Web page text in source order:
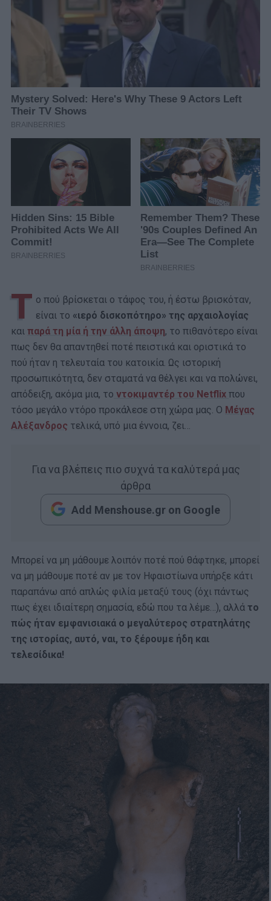
Τ ο πού βρίσκεται ο τάφος του, ή έστω βρισκόταν,
είναι το «ιερό δισκοπότηρο» της αρχαιολογίας
και παρά τη μία ή την άλλη άποψη, το πιθανότερο είναι
πως δεν θα απαντηθεί ποτέ πειστικά και οριστικά το
πού ήταν η τελευταία του κατοικία. Ως ιστορική
προσωπικότητα, δεν σταματά να θέλγει και να πολώνει,
απόδειξη, ακόμα μια, το ντοκιμαντέρ του Netflix που
τόσο μεγάλο ντόρο προκάλεσε στη χώρα μας. Ο Μέγας
Αλέξανδρος τελικά, υπό μια έννοια, ζει…
Για να βλέπεις πιο συχνά τα καλύτερά μας
άρθρα
Add Menshouse.gr on Google
Μπορεί να μη μάθουμε λοιπόν ποτέ πού θάφτηκε, μπορεί
να μη μάθουμε ποτέ αν με τον Ηφαιστίωνα υπήρξε κάτι
παραπάνω από απλώς φιλία μεταξύ τους (όχι πάντως
πως έχει ιδιαίτερη σημασία, εδώ που τα λέμε…), αλλά το
πώς ήταν εμφανισιακά ο μεγαλύτερος στρατηλάτης
της ιστορίας, αυτό, ναι, το ξέρουμε ήδη και
τελεσίδικα!